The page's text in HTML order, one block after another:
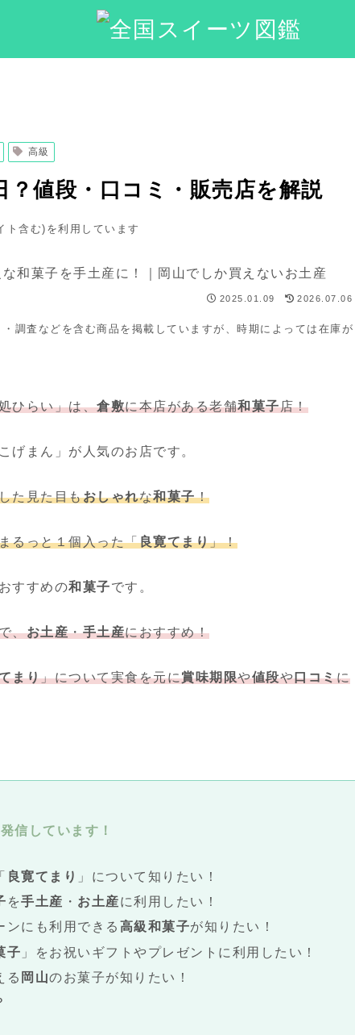
高級
？値段・口コミ・販売店を解説
含む)を利用しています
2025.01.09 2026.07.06
調査などを含む商品を掲載していますが、時期によっては在庫が
ひらい」は、倉敷に本店がある老舗和菓子店！
げまん」が人気のお店です。
た見た目もおしゃれな和菓子！
るっと１個入った「良寛てまり」！
すすめの和菓子です。
、お土産・手土産におすすめ！
まり」について実食を元に賞味期限や値段や口コミに
信しています！
良寛てまり 」について知りたい！
を手土産 ・ お土産に利用したい！
ンにも利用できる 高級和菓子が知りたい！
子 」をお祝いギフトやプレゼントに利用したい！
る 岡山のお菓子が知りたい！